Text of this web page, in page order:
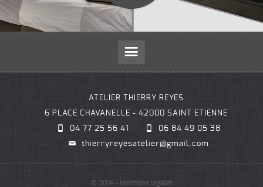
SUR MESURE
RÉFECTION
ATELIER THIERRY REYES
6 PLACE CHAVANELLE - 42000 SAINT ETIENNE
04 77 25 56 41
06 84 49 05 38
thierryreyesatelier@gmail.com
© 2014 - Mentions légales